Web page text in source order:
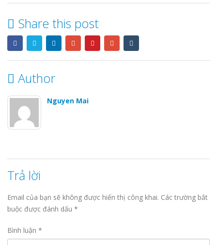
Share this post
Author
Nguyen Mai
Trả lời
Email của bạn sẽ không được hiển thị công khai. Các trường bắt
buộc được đánh dấu *
Bình luận *